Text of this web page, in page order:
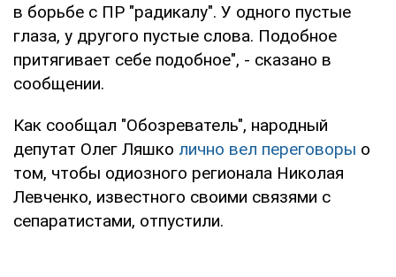
в борьбе с ПР "радикалу". У одного пустые
глаза, у другого пустые слова. Подобное
притягивает себе подобное", - сказано в
сообщении.
Как сообщал "Обозреватель", народный
депутат Олег Ляшко лично вел переговоры о
том, чтобы одиозного регионала Николая
Левченко, известного своими связями с
сепаратистами, отпустили.